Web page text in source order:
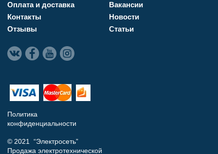
Оплата и доставка
Контакты
Отзывы
Вакансии
Новости
Статьи
Политика
конфиденциальности
© 2021 “Электросеть”
Продажа электротехнической